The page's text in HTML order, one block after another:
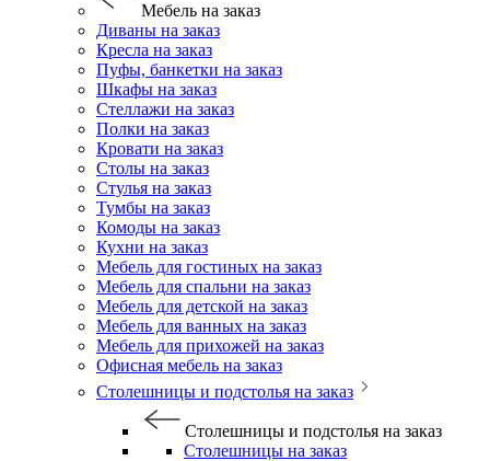
Мебель на заказ
Диваны на заказ
Кресла на заказ
Пуфы, банкетки на заказ
Шкафы на заказ
Стеллажи на заказ
Полки на заказ
Кровати на заказ
Столы на заказ
Стулья на заказ
Тумбы на заказ
Комоды на заказ
Кухни на заказ
Мебель для гостиных на заказ
Мебель для спальни на заказ
Мебель для детской на заказ
Мебель для ванных на заказ
Мебель для прихожей на заказ
Офисная мебель на заказ
Столешницы и подстолья на заказ
Столешницы и подстолья на заказ
Столешницы на заказ